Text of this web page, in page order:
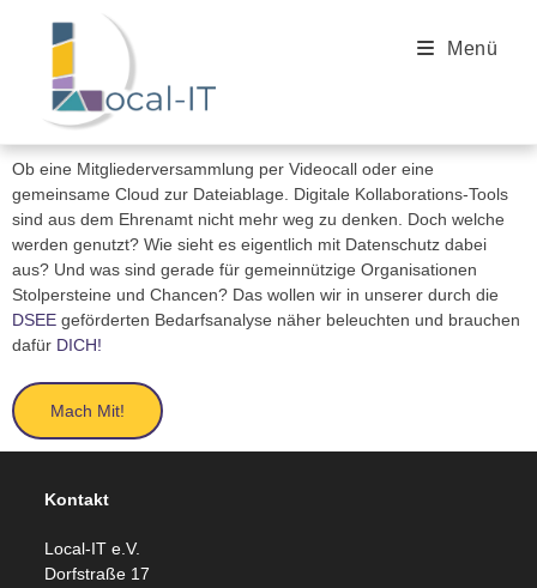
Menü
Ob eine Mitgliederversammlung per Videocall oder eine
gemeinsame Cloud zur Dateiablage. Digitale Kollaborations-Tools
sind aus dem Ehrenamt nicht mehr weg zu denken. Doch welche
werden genutzt? Wie sieht es eigentlich mit Datenschutz dabei
aus? Und was sind gerade für gemeinnützige Organisationen
Stolpersteine und Chancen? Das wollen wir in unserer durch die
DSEE geförderten Bedarfsanalyse näher beleuchten und brauchen
dafür DICH!
Mach Mit!
Kontakt
Local-IT e.V.
Dorfstraße 17